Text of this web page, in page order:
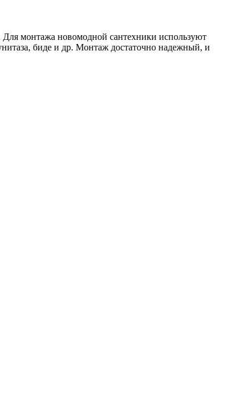
Для монтажа новомодной сантехники используют
биде и др. Монтаж достаточно надежный, и